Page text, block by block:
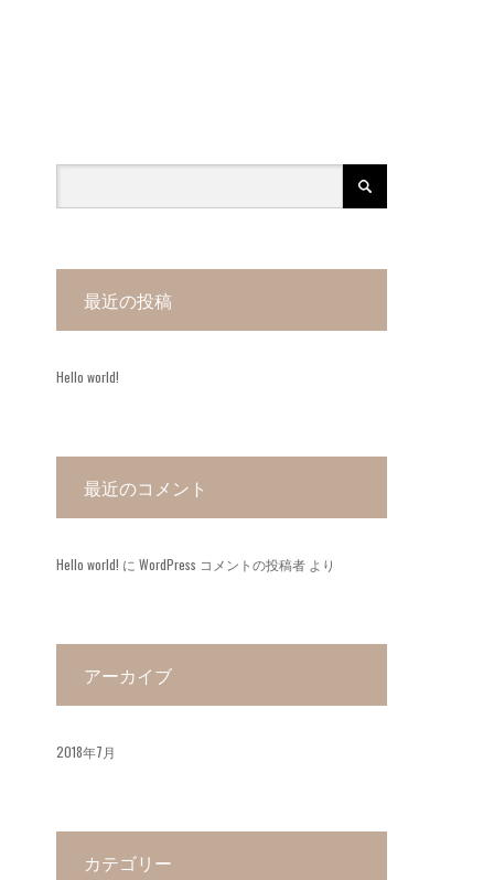
最近の投稿
Hello world!
最近のコメント
Hello world! に WordPress コメントの投稿者 より
アーカイブ
2018年7月
カテゴリー